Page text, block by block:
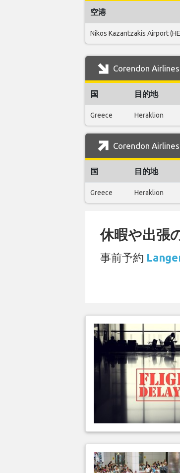
空港
Nikos Kazantzakis Airport
Corendon
国 目的地
Greece Heraklion
Corendon
国 目的地
Greece Heraklion
休暇や出張
事前予約